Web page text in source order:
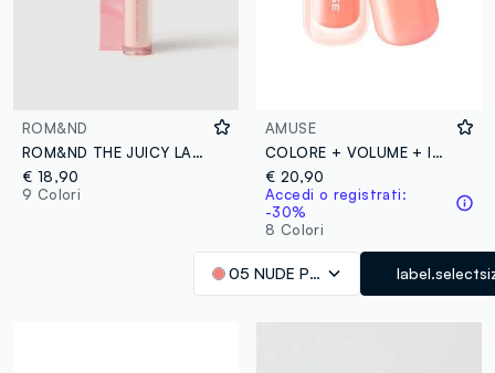
ROM&ND
ROM&ND THE JUICY LASTING TINT 23 PEACH PEACH ME - make-up coreano
€ 18,90
9 Colori
AMUSE
COLORE + VOLUME + IDRATAZIONE, innovativa tinta labbra ad effetto volumizzante, per labbra morbide e super juicy - Make-up coreano
€ 20,90
Accedi o registrati:
-30%
8 Colori
05 NUDE PUMPKIN